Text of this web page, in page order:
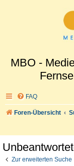
MBO -
FAQ
Foren-Übersicht
Zur erweiterten Suche